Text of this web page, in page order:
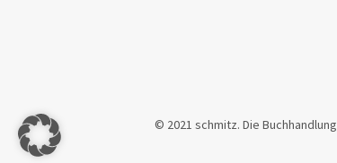
© 2021 schmitz. Die Buchhandlung